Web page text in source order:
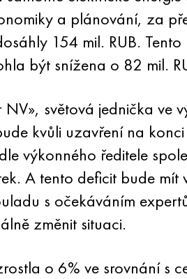
a plánování, za
154 mil. RUB.
být snížena o 82 mil.
světová jednička ve
kvůli uzavření na
výkonného ředitele
A tento deficit bude
s očekáváním
změnit situaci.
o 6% ve srovnání s